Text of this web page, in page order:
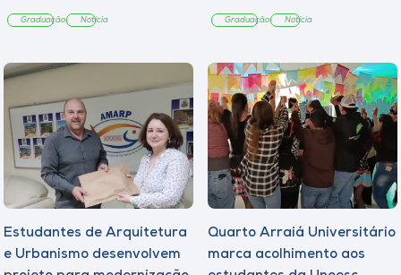
Graduação Notícia Graduação Notícia
Estudantes de Arquitetura
e Urbanismo desenvolvem
Quarto Arraiá Universitário
marca acolhimento aos